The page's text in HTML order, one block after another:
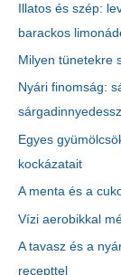
Illatos és szép:
barackos
Milyen tünetekre
Nyári finomság:
Egyes
kockázatait
A menta és a
Vízi aerobikkal
A tavasz és a
recepttel